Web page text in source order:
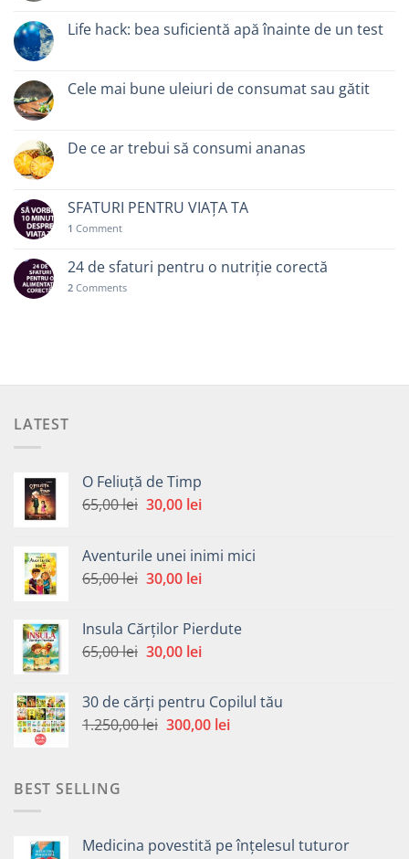
Life hack: bea suficientă apă înainte de un test
Cele mai bune uleiuri de consumat sau gătit
De ce ar trebui să consumi ananas
SFATURI PENTRU VIAȚA TA
1 Comment
24 de sfaturi pentru o nutriție corectă
2 Comments
LATEST
O Feliuță de Timp
65,00lei Prețul
fost:
65,00 lei.
30,00 leiPrețul
30,00 lei.
Aventurile unei inimi mici
65,00lei Prețul
fost:
65,00 lei.
30,00 leiPrețul
30,00 lei.
Insula Cărților Pierdute
65,00lei Prețul
fost:
65,00 lei.
30,00 leiPrețul
30,00 lei.
30 de cărți pentru Copilul tău
1.250,00lei Prețul
300,00 leiPrețul
BEST SELLING
Medicina povestită pe înțelesul tuturor